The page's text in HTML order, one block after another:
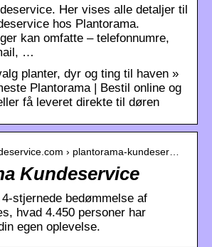
Her vises alle detaljer til
hos Plantorama.
kan omfatte – telefonnumre,
…
planter, dyr og ting til haven »
Plantorama | Bestil online og
få leveret direkte til døren
› plantorama-kundeser…
Kundeservice
stjernede bedømmelse af
hvad 4.450 personer har
egen oplevelse.